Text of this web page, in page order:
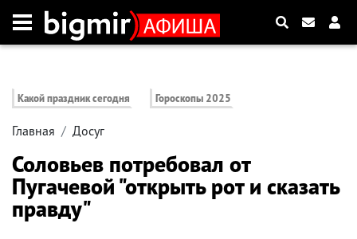
Какой праздник сегодня Гороскопы 2025
Главная Досуг
Соловьев потребовал от
Пугачевой "открыть рот и сказать
правду"